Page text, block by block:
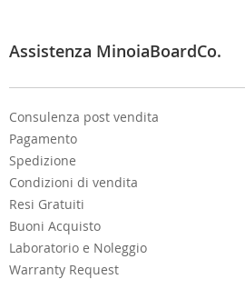
e
:
Assistenza MinoiaBoardCo.
Consulenza post vendita
Pagamento
Spedizione
Condizioni di vendita
Resi Gratuiti
Buoni Acquisto
Laboratorio e Noleggio
Warranty Request